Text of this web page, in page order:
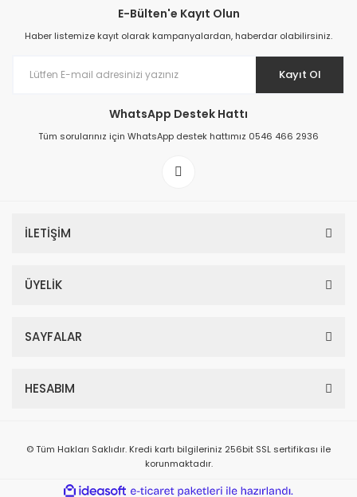
E-Bülten'e Kayıt Olun
Haber listemize kayıt olarak kampanyalardan, haberdar olabilirsiniz.
Kayıt Ol
WhatsApp Destek Hattı
Tüm sorularınız için WhatsApp destek hattımız 0546 466 2936
İLETİŞİM
ÜYELİK
SAYFALAR
HESABIM
© Tüm Hakları Saklıdır. Kredi kartı bilgileriniz 256bit SSL sertifikası ile
korunmaktadır.
ideasoft e-